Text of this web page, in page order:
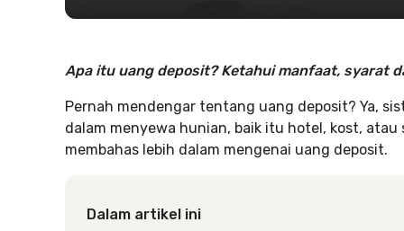
Apa itu uang deposit? Ketahui manfaat, syarat
Pernah mendengar tentang uang deposit? Ya,
dalam menyewa hunian, baik itu hotel, kost,
membahas lebih dalam mengenai uang deposit.
Dalam artikel ini